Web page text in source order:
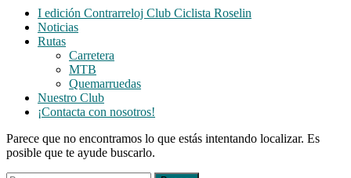
I edición Contrarreloj Club Ciclista Roselin
Noticias
Rutas
Carretera
MTB
Quemarruedas
Nuestro Club
¡Contacta con nosotros!
Parece que no encontramos lo que estás intentando localizar. Es
posible que te ayude buscarlo.